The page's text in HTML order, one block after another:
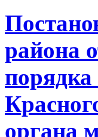
района
органа